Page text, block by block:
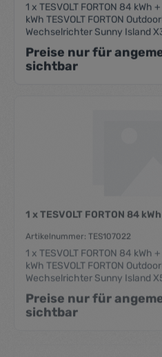
1 x TESVOLT FORTON 84 kWh
kWh TESVOLT FORTON
Wechselrichter Sunny Island
Preise nur für
sichtbar
1 x TESVOLT FORTON 84
Artikelnummer: TES107022
1 x TESVOLT FORTON 84 kWh
kWh TESVOLT FORTON
Wechselrichter Sunny Island
Preise nur für
sichtbar